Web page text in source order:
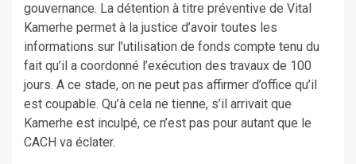
gouvernance. La détention à titre préventive de Vital
Kamerhe permet à la justice d’avoir toutes les
informations sur l’utilisation de fonds compte tenu du
fait qu’il a coordonné l’exécution des travaux de 100
jours. A ce stade, on ne peut pas affirmer d’office qu’il
est coupable. Qu’à cela ne tienne, s’il arrivait que
Kamerhe est inculpé, ce n’est pas pour autant que le
CACH va éclater.